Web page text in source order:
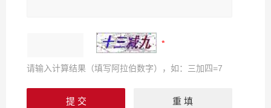
请输入计算结果（填写阿拉伯数字），如：三加四=7